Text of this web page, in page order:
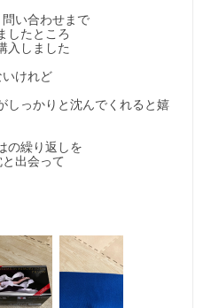
い合わせまで
したところ
入しました
けれど
しっかりと沈んでくれると嬉
の繰り返しを
出会って